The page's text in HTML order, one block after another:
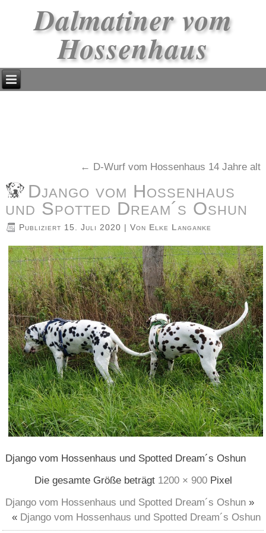
Dalmatiner vom
Hossenhaus
← D-Wurf vom Hossenhaus 14 Jahre alt
Django vom Hossenhaus
und Spotted Dream´s Oshun
Publiziert 15. Juli 2020 |Von Elke Langanke
Django vom Hossenhaus und Spotted Dream´s Oshun
Die gesamte Größe beträgt 1200 × 900Pixel
Django vom Hossenhaus und Spotted Dream´s Oshun »
« Django vom Hossenhaus und Spotted Dream´s Oshun